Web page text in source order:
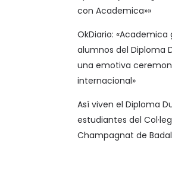
con Academica»»
OkDiario: «Academica
alumnos del Diploma
una emotiva
internacional»
Así viven el Diploma
estudiantes del
Champagnat de